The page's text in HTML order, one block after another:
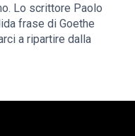
Lo scrittore Paolo
frase di Goethe
a ripartire dalla